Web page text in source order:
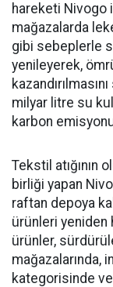
hareketi Nivogo
mağazalarda
gibi sebeplerle
yenileyerek,
milyar litre su
karbon
Tekstil atığının
birliği yapan
raftan depoya
ürünleri yeniden
ürünler,
kategorisinde